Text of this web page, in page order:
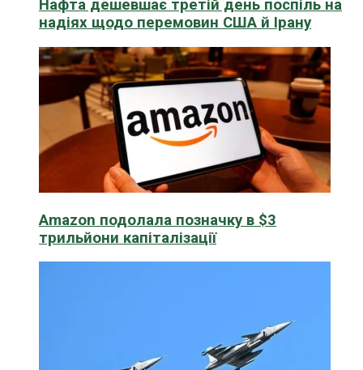
Нафта дешевшає третій день поспіль на
надіях щодо перемовин США й Ірану
Amazon подолала позначку в $3
трильйони капіталізації